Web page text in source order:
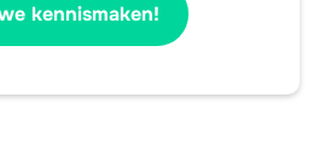
kennismaken!